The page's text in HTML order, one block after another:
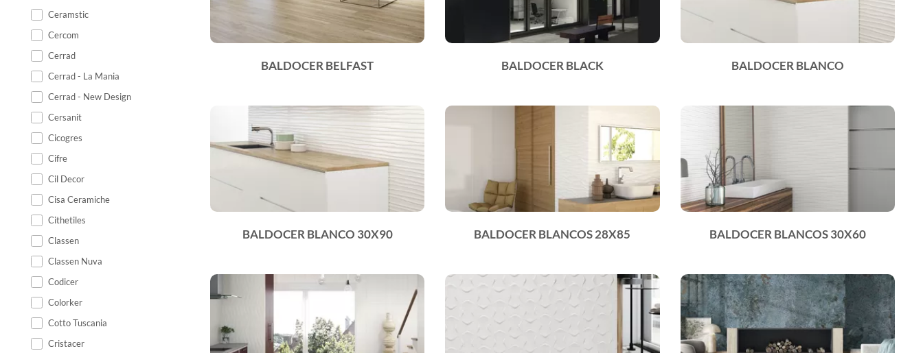
Ceramstic
Cercom
Cerrad
Cerrad - La Mania
Cerrad - New Design
Cersanit
Cicogres
Cifre
Cil Decor
Cisa Ceramiche
Cithetiles
Classen
Classen Nuva
Codicer
Colorker
Cotto Tuscania
Cristacer
BALDOCER BELFAST BALDOCER BLACK BALDOCER BLANCO
BALDOCER BLANCO 30X90 BALDOCER BLANCOS 28X85 BALDOCER BLANCOS 30X60